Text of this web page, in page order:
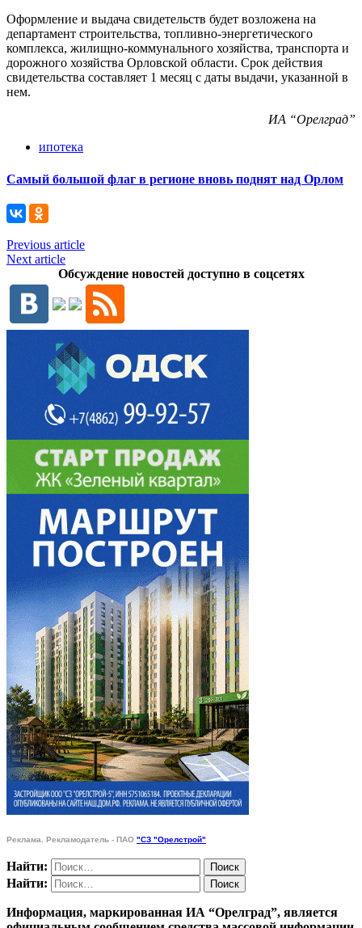
Оформление и выдача свидетельств будет возложена на
департамент строительства, топливно-энергетического
комплекса, жилищно-коммунального хозяйства, транспорта и
дорожного хозяйства Орловской области. Срок действия
свидетельства составляет 1 месяц с даты выдачи, указанной в
нем.
ИА “Орелград”
ипотека
Самый большой флаг в регионе вновь поднят над Орлом
Previous article
Next article
Обсуждение новостей доступно в соцсетях
Реклама. Рекламодатель - ПАО "СЗ "Орелстрой"
Найти:
Найти:
Информация, маркированная ИА “Орелград”, является